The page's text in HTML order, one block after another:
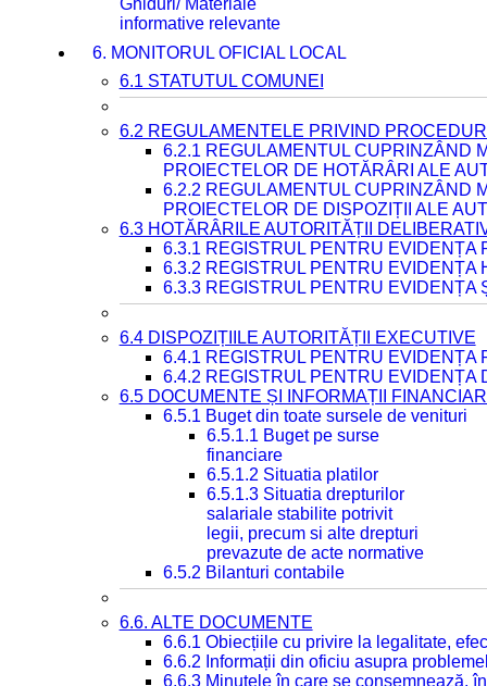
Ghiduri/ Materiale
informative relevante
6. MONITORUL OFICIAL LOCAL
6.1 STATUTUL COMUNEI
6.2 REGULAMENTELE PRIVIND
6.2.1 REGULAMENTUL CUPRINZÂND
PROIECTELOR DE HOTĂRÂRI ALE
6.2.2 REGULAMENTUL CUPRINZÂND
PROIECTELOR DE DISPOZIȚII ALE
6.3 HOTĂRÂRILE AUTORITĂȚII
6.3.1 REGISTRUL PENTRU EVIDENȚA
6.3.2 REGISTRUL PENTRU EVIDENȚA
6.3.3 REGISTRUL PENTRU EVIDENȚA
6.4 DISPOZIȚIILE AUTORITĂȚII EXECUTIVE
6.4.1 REGISTRUL PENTRU EVIDENȚA
6.4.2 REGISTRUL PENTRU EVIDENȚA
6.5 DOCUMENTE ȘI INFORMAȚII
6.5.1 Buget din toate sursele de venituri
6.5.1.1 Buget pe surse
financiare
6.5.1.2 Situatia platilor
6.5.1.3 Situatia drepturilor
salariale stabilite potrivit
legii, precum si alte drepturi
prevazute de acte normative
6.5.2 Bilanturi contabile
6.6. ALTE DOCUMENTE
6.6.1 Obiecțiile cu privire la legalitate,
6.6.2 Informații din oficiu asupra
6.6.3 Minutele în care se consemnează,